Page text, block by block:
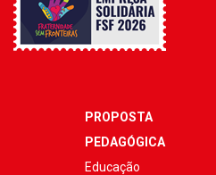
PROPOSTA
PEDAGÓGICA
Educação